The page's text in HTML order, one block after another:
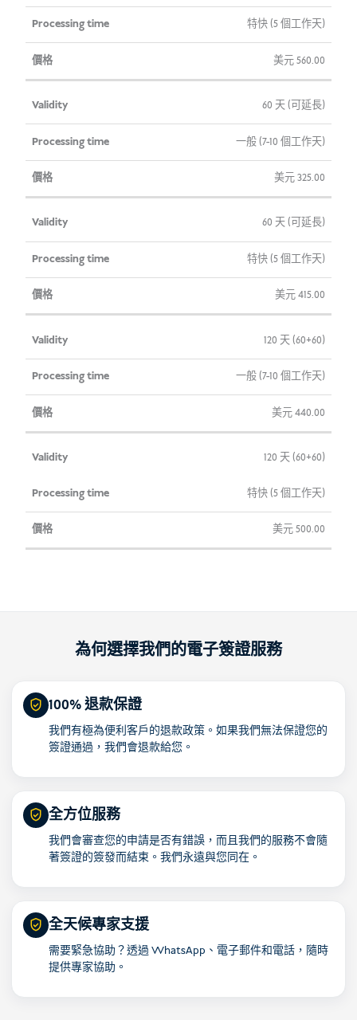
特快 (5 個工作天)
美元560.00
60 天 (可延長)
一般 (7-10 個工作天)
美元325.00
60 天 (可延長)
特快 (5 個工作天)
美元415.00
120 天 (60+60)
一般 (7-10 個工作天)
美元440.00
120 天 (60+60)
特快 (5 個工作天)
美元500.00
為何選擇我們的電子簽證服務
100% 退款保證
我們有極為便利客戶的退款政策。如果我們無法保證您的
簽證通過，我們會退款給您。
全方位服務
我們會審查您的申請是否有錯誤，而且我們的服務不會隨
著簽證的簽發而結束。我們永遠與您同在。
全天候專家支援
需要緊急協助？透過 WhatsApp、電子郵件和電話，隨時
提供專家協助。